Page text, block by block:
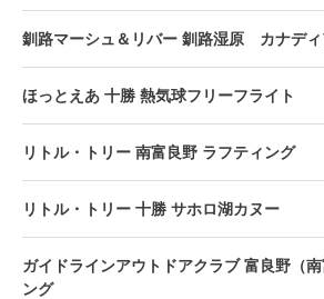
釧路マーシュ＆リバー 釧路湿原 カナディ
ほっとえあ 十勝 熱気球フリーフライト
リトル・トリー 南富良野 ラフティング
リトル・トリー 十勝 サホロ湖カヌー
ガイドラインアウトドアクラブ 富良野（
ング